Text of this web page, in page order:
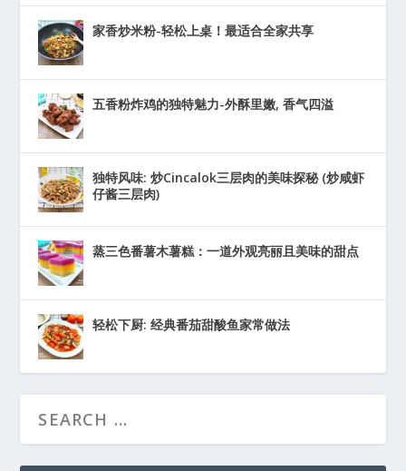
家香炒米粉-轻松上桌！最适合全家共享
五香粉炸鸡的独特魅力-外酥里嫩, 香气四溢
独特风味: 炒Cincalok三层肉的美味探秘 (炒咸虾
仔酱三层肉)
蒸三色番薯木薯糕：一道外观亮丽且美味的甜点
轻松下厨: 经典番茄甜酸鱼家常做法